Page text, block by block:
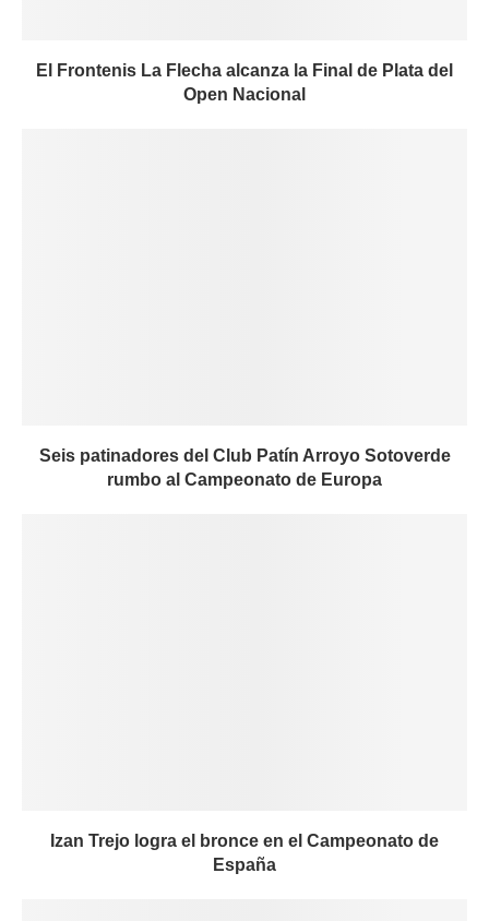
El Frontenis La Flecha alcanza la Final de Plata del
Open Nacional
Seis patinadores del Club Patín Arroyo Sotoverde
rumbo al Campeonato de Europa
Izan Trejo logra el bronce en el Campeonato de
España